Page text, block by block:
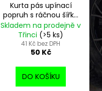
Kurta pás upínací
popruh s ráčnou šířka
25 mm - použitá
Skladem na prodejně v
Třinci (>5 ks)
41 Kč bez DPH
50 Kč
DO KOŠÍKU